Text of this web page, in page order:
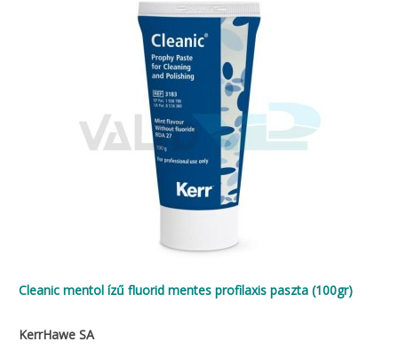
Cleanic mentol ízű fluorid mentes profilaxis paszta (100gr)
KerrHawe SA